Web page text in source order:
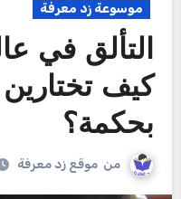
موسوعة زد معرفة
التألق في
كيف
بحكمة؟
من موقع زد معرفة